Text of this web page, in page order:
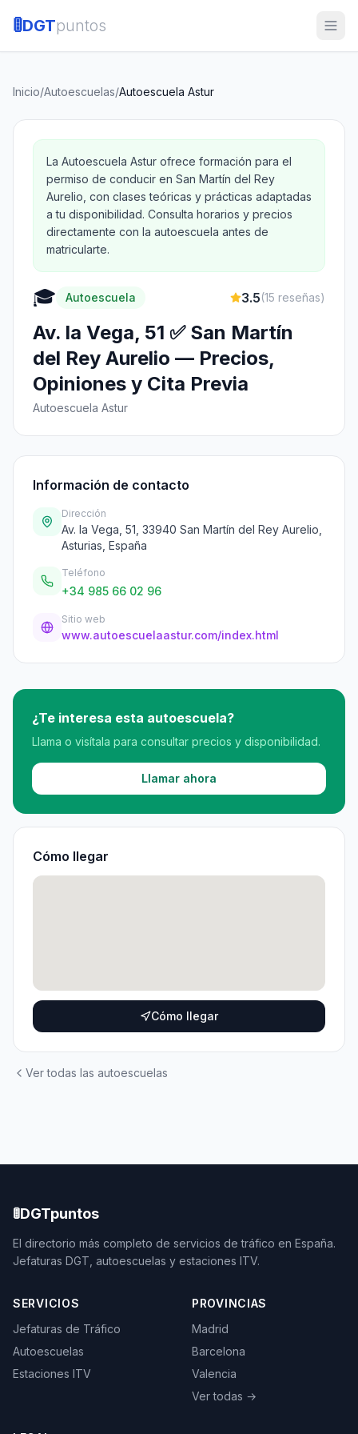
🚦DGTpuntos
Inicio/Autoescuelas/Autoescuela Astur
La Autoescuela Astur ofrece formación para el
permiso de conducir en San Martín del Rey
Aurelio, con clases teóricas y prácticas adaptadas
a tu disponibilidad. Consulta horarios y precios
directamente con la autoescuela antes de
matricularte.
🎓 Autoescuela 3.5(15 reseñas)
Av. la Vega, 51 ✅ San Martín
del Rey Aurelio — Precios,
Opiniones y Cita Previa
Autoescuela Astur
Información de contacto
Dirección
Av. la Vega, 51, 33940 San Martín del Rey Aurelio,
Asturias, España
Teléfono
+34 985 66 02 96
Sitio web
www.autoescuelaastur.com/index.html
¿Te interesa esta autoescuela?
Llama o visítala para consultar precios y disponibilidad.
Llamar ahora
Cómo llegar
Cómo llegar
Ver todas las autoescuelas
🚦DGTpuntos
El directorio más completo de servicios de tráfico en España.
Jefaturas DGT, autoescuelas y estaciones ITV.
SERVICIOS
Jefaturas de Tráfico
Autoescuelas
Estaciones ITV
PROVINCIAS
Madrid
Barcelona
Valencia
Ver todas →